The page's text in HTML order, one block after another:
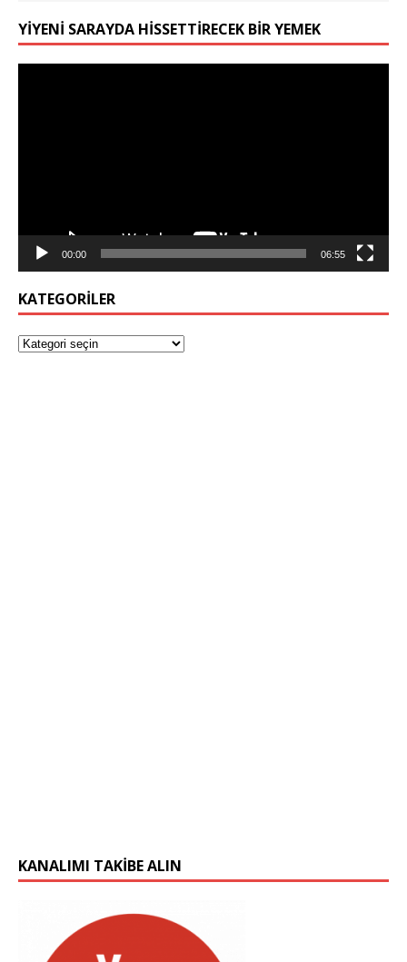
YIYENI SARAYDA HISSETTIRECEK BIR YEMEK
00:00 06:55
KATEGORILER
KANALIMI TAKIBE ALIN